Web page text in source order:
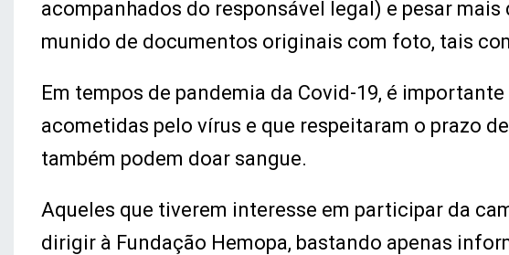
acompanhados do responsável legal) e pesar
munido de documentos originais com foto, tais
Em tempos de pandemia da Covid-19, é
acometidas pelo vírus e que respeitaram o prazo
também podem doar sangue.
Aqueles que tiverem interesse em participar da
dirigir à Fundação Hemopa, bastando apenas